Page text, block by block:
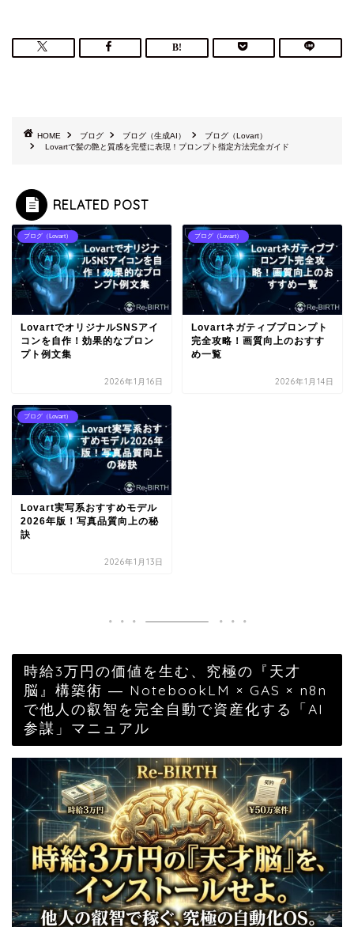
HOME ブログ ブログ（生成AI）
ブログ（Lovart）
Lovartで髪の艶と質感を完璧に表現！プロンプト指定方法完全ガイド
RELATED POST
ブログ（Lovart）
LovartでオリジナルSNSアイ
コンを自作！効果的なプロン
プト例文集
2026年1月16日
ブログ（Lovart）
Lovartネガティブプロンプト
完全攻略！画質向上のおすす
め一覧
2026年1月14日
ブログ（Lovart）
Lovart実写系おすすめモデル
2026年版！写真品質向上の秘
訣
2026年1月13日
時給3万円の価値を生む、究極の『天才
脳』構築術 ― NotebookLM × GAS × n8n
で他人の叡智を完全自動で資産化する「AI
参謀」マニュアル